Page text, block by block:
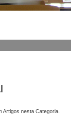
Artigos nesta Categoria.